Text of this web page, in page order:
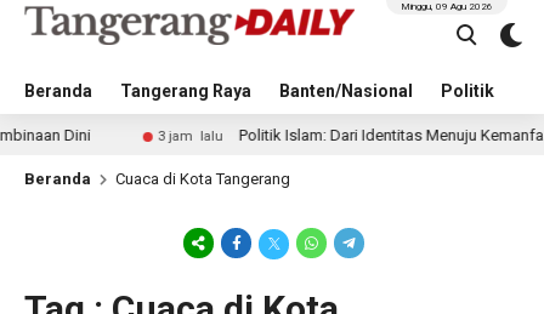
Beranda Tangerang Raya Banten/Nasional Politik
Minggu, 09 Agu 2026
Dini 3 jam lalu Politik Islam: Dari Identitas Menuju Kemanfaatan
Beranda Cuaca di Kota Tangerang